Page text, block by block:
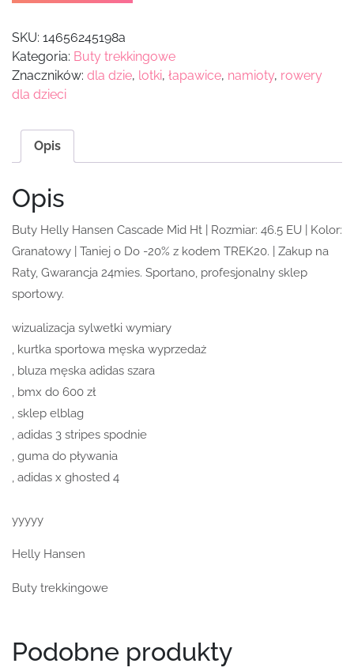
SKU: 14656245198a
Kategoria: Buty trekkingowe
Znaczników: dla dzie, lotki, łapawice, namioty, rowery
dla dzieci
Opis
Opis
Buty Helly Hansen Cascade Mid Ht | Rozmiar: 46.5 EU | Kolor:
Granatowy | Taniej o Do -20% z kodem TREK20. | Zakup na
Raty, Gwarancja 24mies. Sportano, profesjonalny sklep
sportowy.
wizualizacja sylwetki wymiary
, kurtka sportowa męska wyprzedaż
, bluza męska adidas szara
, bmx do 600 zł
, sklep elblag
, adidas 3 stripes spodnie
, guma do pływania
, adidas x ghosted 4
yyyyy
Helly Hansen
Buty trekkingowe
Podobne produkty